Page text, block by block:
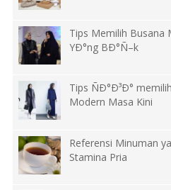
Tips Memilih Busana
YÐ°ng BÐ°Ñ–k
Tips ÑÐ°Ð³Ð°
Modern Masa Kini
Referensi Minuman
Stamina Pria